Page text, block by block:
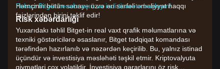
Həmçinin bütün sənaye üzrə ən sərfəli əməliyyat haqqı
faizlərindən birini təklif edir!
Pulsuz Bitget hesabı açın və indi ticarətə başlayın!
Risk xəbərdarlığı
Yuxarıdakı təhlil Bitget-in real vaxt qrafik məlumatlarına və
texniki göstəricilərə əsaslanır, Bitget tədqiqat komandası
tərəfindən hazırlanıb və nəzərdən keçirilib. Bu, yalnız istinad
üçündür və investisiya məsləhəti təşkil etmir. Kriptovalyuta
qiymətləri çox volatildir. İnvestisiya qərarlarını öz risk